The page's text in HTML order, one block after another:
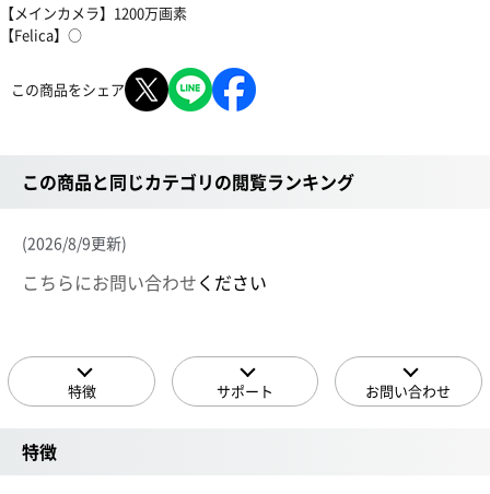
【メインカメラ】1200万画素
【Felica】○
この商品をシェア
この商品と同じカテゴリの閲覧ランキング
(2026/8/9更新)
こちらにお問い合わせください
特徴 サポート お問い合わせ
特徴